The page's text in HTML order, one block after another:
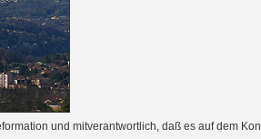
und mitverantwortlich, daß es auf dem